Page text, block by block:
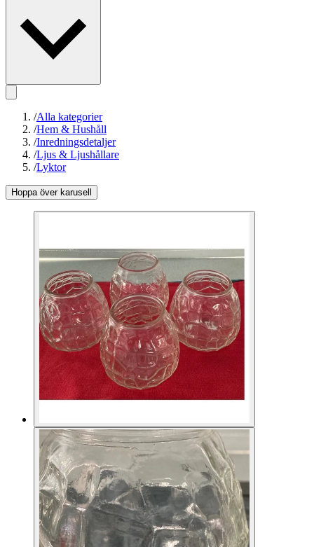
/Alla kategorier
/Hem & Hushåll
/Inredningsdetaljer
/Ljus & Ljushållare
/Lyktor
Hoppa över karusell